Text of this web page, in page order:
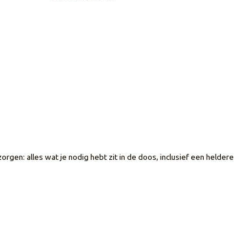
alles wat je nodig hebt zit in de doos, inclusief een heldere